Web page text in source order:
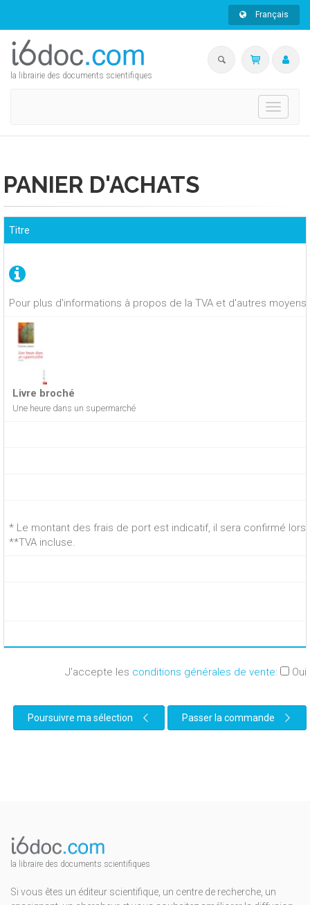
Français
la librairie des documents scientifiques
Toggle
PANIER D'ACHATS
Pour plus d'informations à propos de la TVA et d'autres
Titre
Livre broché
Une heure dans un supermarché
* Le montant des frais de port est indicatif, il sera confirmé
**TVA incluse.
J'accepte les conditions générales de vente: Oui
Poursuivre ma sélection Passer la commande
la libraire des documents scientifiques
Si vous êtes un éditeur scientifique, un centre de recherche, un